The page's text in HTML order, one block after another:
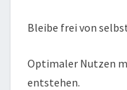
Bleibe frei von
Optimaler Nutzen
entstehen.